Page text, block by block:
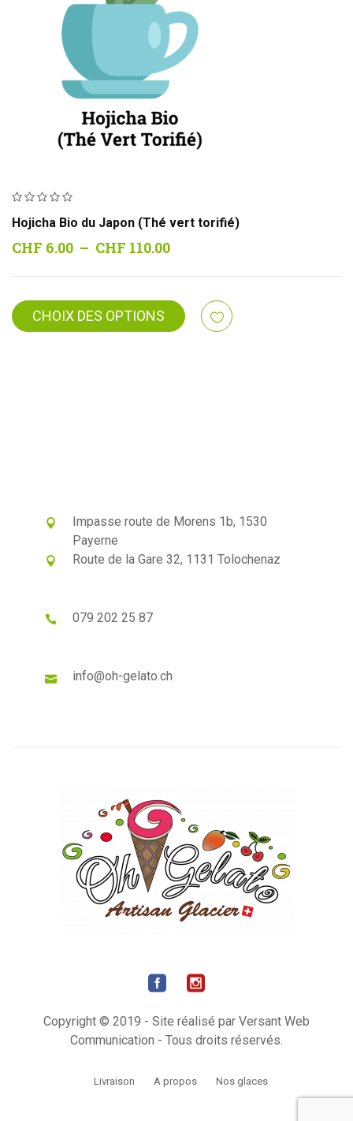
Hojicha Bio du Japon (Thé vert torifié)
CHF 6.00 – CHF 110.00Plage
CHF 6.00
CHOIX DES OPTIONS
Impasse route de Morens 1b, 1530
Payerne
Route de la Gare 32, 1131 Tolochenaz
079 202 25 87
info@oh-gelato.ch
Copyright © 2019 - Site réalisé par Versant Web
Communication - Tous droits réservés.
Livraison A propos Nos glaces